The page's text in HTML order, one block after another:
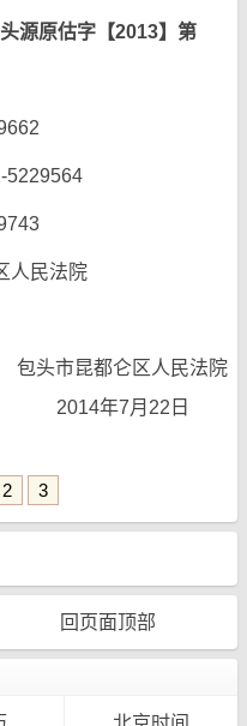
源原估字【2013】第
5229564
人民法院
包头市昆都仑区人民法院
2014年7月22日
2 3
回页面顶部